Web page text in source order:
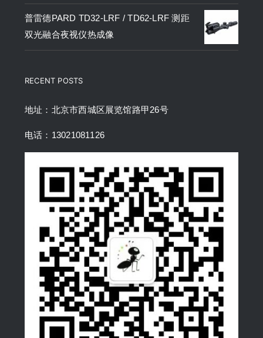
普雷德PARD TD32-LRF / TD62-LRF 测距
双光融合夜视仪热成像
RECENT POSTS
地址：北京市西城区展览馆路甲26号
电话：13021081126